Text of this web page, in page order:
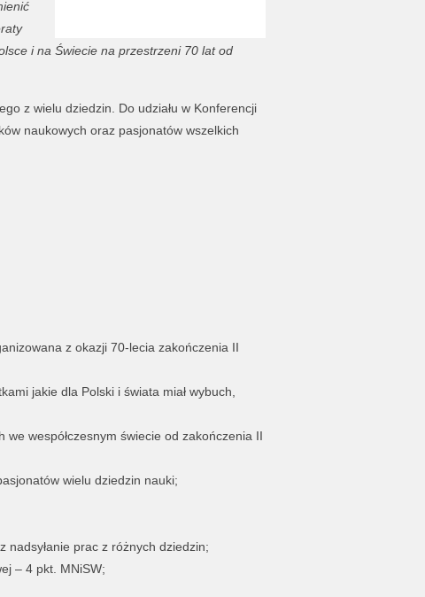
i na Świecie na przestrzeni 70 lat od
z wielu dziedzin. Do udziału w Konferencji
naukowych oraz pasjonatów wszelkich
z okazji 70-lecia zakończenia II
jakie dla Polski i świata miał wybuch,
wespółczesnym świecie od zakończenia II
wielu dziedzin nauki;
nadsyłanie prac z różnych dziedzin;
– 4 pkt. MNiSW;